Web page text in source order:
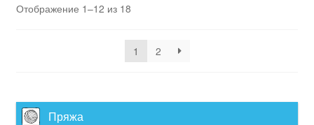
Отображение 1–12 из 18
1 2
Пряжа